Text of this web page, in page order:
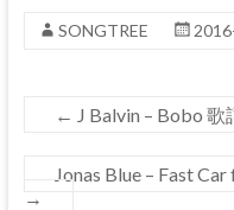
SONGTREE
← J Balvin – Bobo
Jonas Blue – Fast
→